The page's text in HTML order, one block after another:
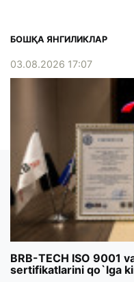
БОШҚА ЯНГИЛИКЛАР
03.08.2026 17:07
BRB-TECH ISO 9001
sertifikatlarini qo`lga